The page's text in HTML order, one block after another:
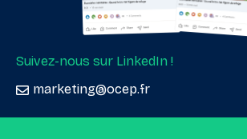
Suivez-nous sur LinkedIn !
marketing@ocep.fr